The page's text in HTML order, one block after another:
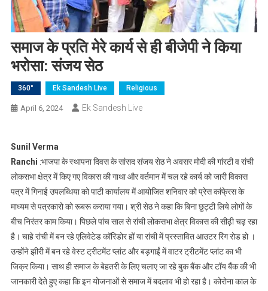
समाज के प्रति मेरे कार्य से ही बीजेपी ने किया
भरोसा: संजय सेठ
360° Ek Sandesh Live Religious
April 6, 2024 Ek Sandesh Live
Sunil Verma
Ranchi :भाजपा के स्थापना दिवस के सांसद संजय सेठ ने अवसर मोदी की गांरटी व रांची
लोकसभा क्षेत्र में किए गए विकास की गाथा और वर्तमान में चल रहे कार्य को जारी विकास
पत्र में गिनाई उपलब्धिया को पाटी कार्यालय में आयोजित शनिवार को प्रेस कांफे्रस के
माध्यम से पत्रकारो को रूबरू कराया गया। श्री सेठ ने कहा कि बिना छुट्टी लिये लोगों के
बीच निरंतर काम किया। पिछले पांच साल से रांची लोकसभा क्षेत्र विकास की सीढ़ी चढ़ रहा
है। चाहे रांची में बन रहे एलिवेटेड कॉरिडोर हों या रांची में प्रस्तावित आउटर रिंग रोड हो ।
उन्होंने झीरी में बन रहे वेस्ट ट्रीटमेंट प्लांट और बड़गाईं में वाटर ट्रीटमेंट प्लांट का भी
जिक्र किया। साथ ही समाज के बेहतरी के लिए चलाए जा रहे बुक बैंक और टॉय बैंक की भी
जानकारी देते हुए कहा कि इन योजनाओं से समाज में बदलाव भी हो रहा है। कोरोना काल के